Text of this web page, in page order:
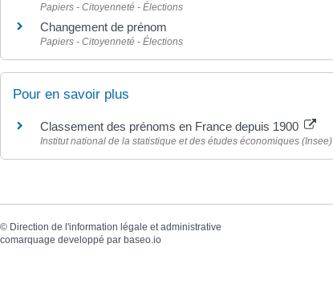
Papiers - Citoyenneté - Élections
Changement de prénom
Papiers - Citoyenneté - Élections
Pour en savoir plus
Classement des prénoms en France depuis 1900
Institut national de la statistique et des études économiques (Insee)
© Direction de l'information légale et administrative
comarquage developpé par baseo.io